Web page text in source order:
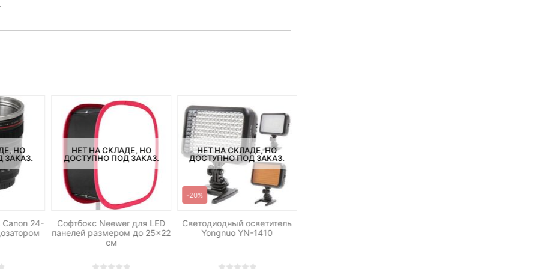
НО
ЗАКАЗ.
24-
НЕТ НА СКЛАДЕ, НО
ДОСТУПНО ПОД ЗАКАЗ.
Софтбокс Neewer для LED
панелей размером до 25×22
см
НЕТ НА СКЛАДЕ, НО
ДОСТУПНО ПОД ЗАКАЗ.
-20%
Светодиодный осветитель
Yongnuo YN-1410